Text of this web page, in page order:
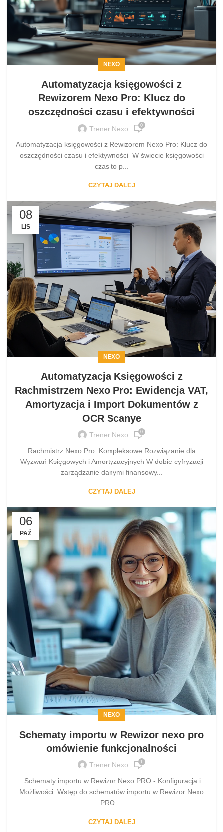
NEXO
Automatyzacja księgowości z
Rewizorem Nexo Pro: Klucz do
oszczędności czasu i efektywności
Trener Nexo 0
Automatyzacja księgowości z Rewizorem Nexo Pro: Klucz do
oszczędności czasu i efektywności W świecie księgowości
czas to p...
CZYTAJ DALEJ
08
LIS
NEXO
Automatyzacja Księgowości z
Rachmistrzem Nexo Pro: Ewidencja VAT,
Amortyzacja i Import Dokumentów z
OCR Scanye
Trener Nexo 0
Rachmistrz Nexo Pro: Kompleksowe Rozwiązanie dla
Wyzwań Księgowych i Amortyzacyjnych W dobie cyfryzacji
zarządzanie danymi finansowy...
CZYTAJ DALEJ
06
PAŹ
NEXO
Schematy importu w Rewizor nexo pro
omówienie funkcjonalności
Trener Nexo 1
Schematy importu w Rewizor Nexo PRO - Konfiguracja i
Możliwości Wstęp do schematów importu w Rewizor Nexo
PRO ...
CZYTAJ DALEJ